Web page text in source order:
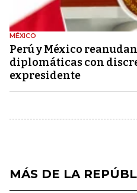
MÉXICO
Perú y México
diplomáticas con
expresidente
MÁS DE LA